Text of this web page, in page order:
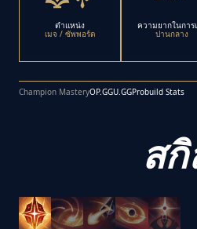
ตำแหน่ง
เมจ / ซัพพอร์ต
ความยากในการ
ปานกลาง
Champion MasteryOP.GGU.GGProbuild Stats
สกิ